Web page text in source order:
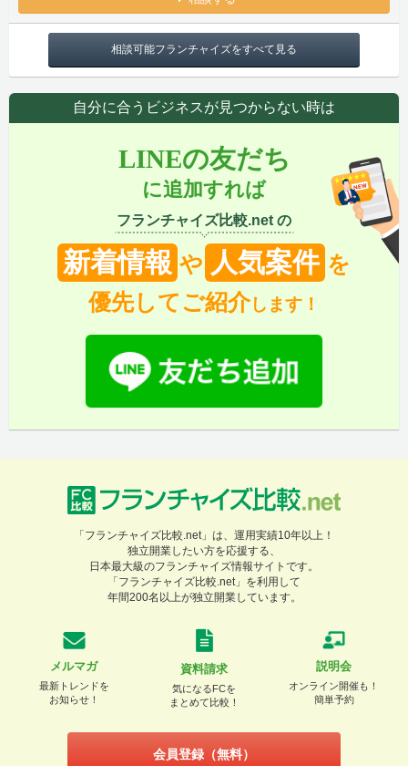
相談可能フランチャイズをすべて見る
自分に合うビジネスが見つからない時は
LINEの友だち
に追加すれば
フランチャイズ比較.net の
新着情報 や 人気案件 を
優先してご紹介します！
「フランチャイズ比較.net」は、運用実績10年以上！
独立開業したい方を応援する、
日本最大級のフランチャイズ情報サイトです。
「フランチャイズ比較.net」を利用して
年間200名以上が独立開業しています。
メルマガ
最新トレンドを
お知らせ！
資料請求
気になるFCを
まとめて比較！
説明会
オンライン開催も！
簡単予約
会員登録（無料）